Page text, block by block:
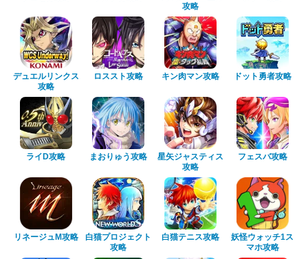
攻略
デュエルリンクス
攻略
ロススト攻略 キン肉マン攻略 ドット勇者攻略
ライD攻略 まおりゅう攻略
星矢ジャスティス
攻略
フェスバ攻略
リネージュM攻略
白猫プロジェクト
攻略
白猫テニス攻略
妖怪ウォッチ1ス
マホ攻略